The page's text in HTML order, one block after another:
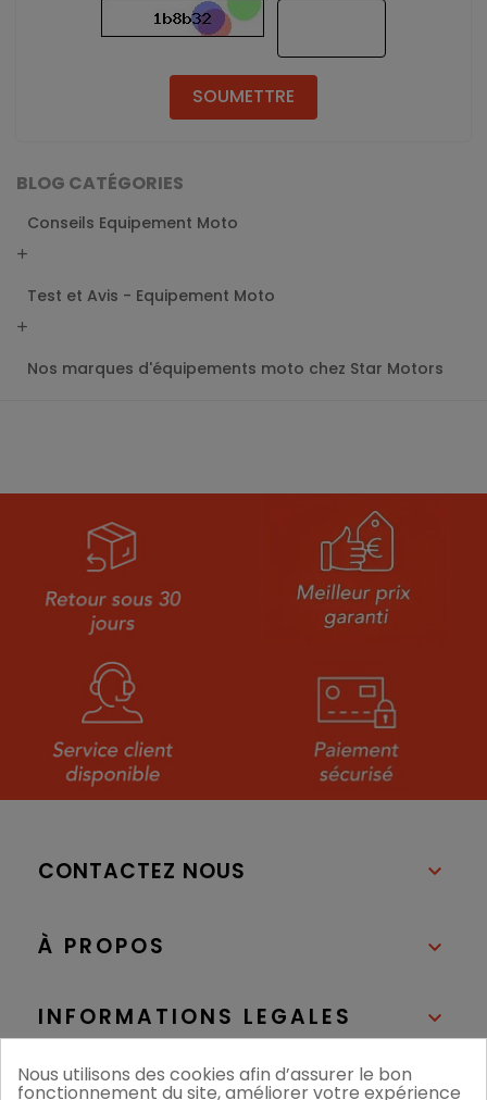
SOUMETTRE
BLOG CATÉGORIES
Conseils Equipement Moto
add
Test et Avis - Equipement Moto
add
Nos marques d'équipements moto chez Star Motors
CONTACTEZ NOUS 
À PROPOS 
INFORMATIONS LEGALES 
NOS BOUTIQUES 
Nous utilisons des cookies afin d’assurer le bon
fonctionnement du site, améliorer votre expérience